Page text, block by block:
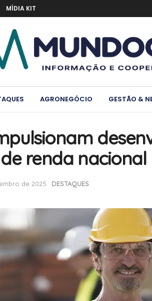
MÍDIA KIT
AGRONEGÓCIO GESTÃO &
renda nacional
de 2025 DESTAQUES